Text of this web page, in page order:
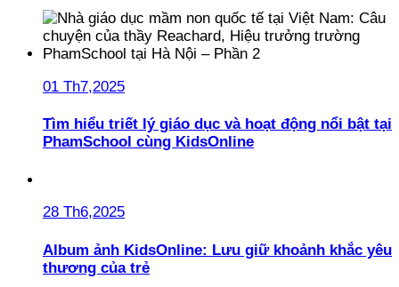
01 Th7,2025
Tìm hiểu triết lý giáo dục và hoạt động nổi bật tại
PhamSchool cùng KidsOnline
28 Th6,2025
Album ảnh KidsOnline: Lưu giữ khoảnh khắc yêu
thương của trẻ